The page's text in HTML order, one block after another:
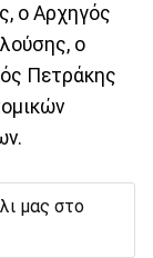
ο Αρχηγός
ο
Πετράκης
μας στο